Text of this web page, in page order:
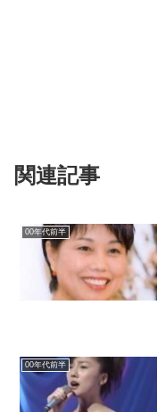
関連記事
00年代前半
00年代前半